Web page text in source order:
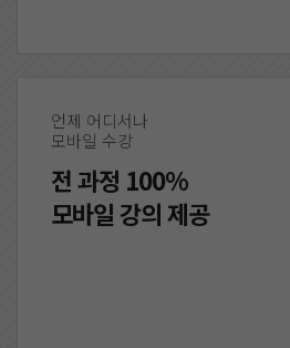
언제 어디서나
모바일 수강
전 과정 100%
모바일 강의 제공